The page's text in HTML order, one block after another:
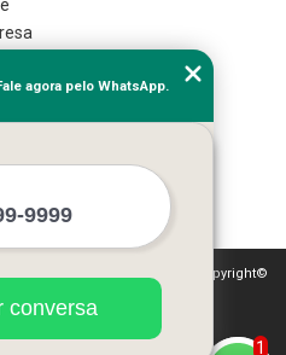
de direitos autorais. Copyright©
1
agora pelo WhatsApp.
conversa